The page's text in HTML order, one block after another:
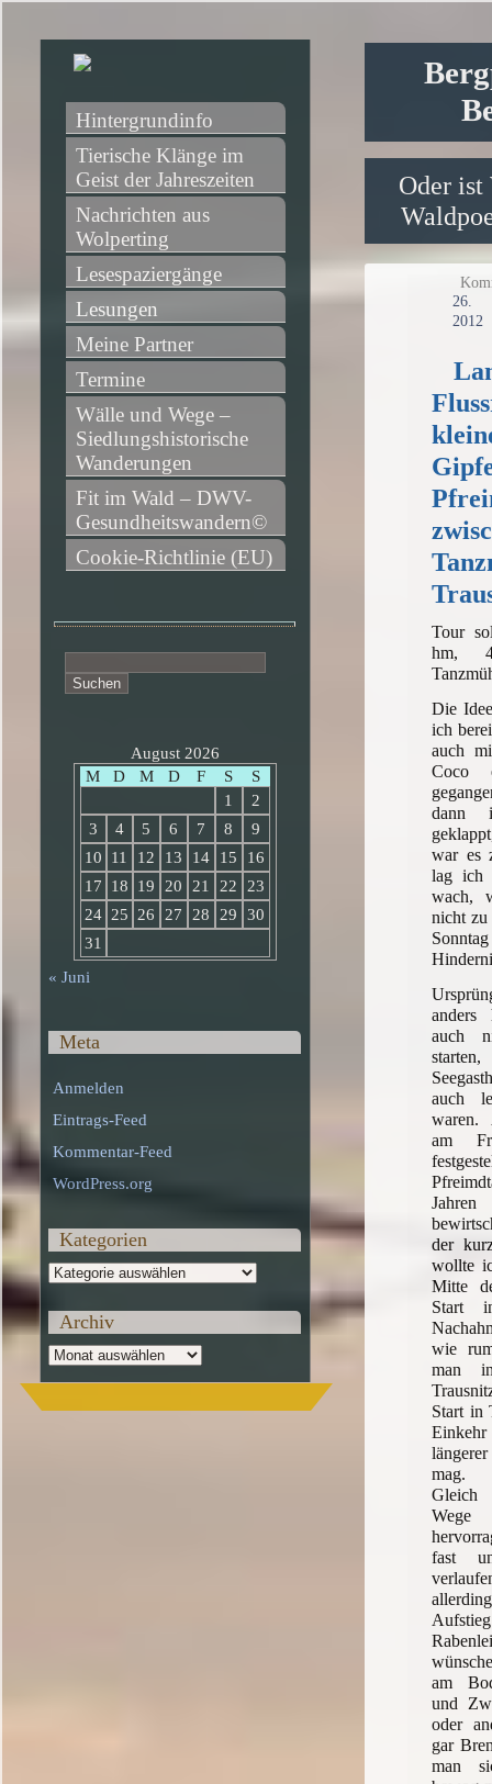
Oder ist
2012
Tour
hm,
Die
ich
auch
Coco
dann
war es
lag ich
wach,
nicht zu
anders
auch
auch
waren.
am
der
wollte
Mitte
Start
wie
man
Start in
Einkehr
mag.
fast
am
und
oder
gar
man
Hintergrundinfo
Tierische Klänge im
Geist der Jahreszeiten
Nachrichten aus
Wolperting
Lesespaziergänge
Lesungen
Meine Partner
Termine
Wälle und Wege –
Siedlungshistorische
Wanderungen
Fit im Wald – DWV-
Gesundheitswandern©
Cookie-Richtlinie (EU)
nach:
August 2026
M
D M D F S
S
1
2
3
4 5 6 7 8
9
10
11 12 13 14 15
16
17
18 19 20 21 22
23
24 25 26 27 28 29
30
31
« Juni
Meta
Anmelden
Eintrags-Feed
Kommentar-Feed
WordPress.org
Kategorien
Kategorien
Archiv
Archiv